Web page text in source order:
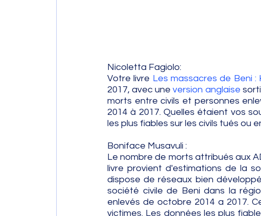
Nicoletta Fagiolo:
Votre livre Les massacres de Beni :
2017, avec une version anglaise
morts entre civils et personnes
2014 à 2017. Quelles étaient vos
les plus fiables sur les civils tués ou
Boniface Musavuli :
Le nombre de morts attribués aux
livre provient d'estimations de la
dispose de réseaux bien
société civile de Beni dans la
enlevés de octobre 2014 a 2017.
victimes. Les données les plus